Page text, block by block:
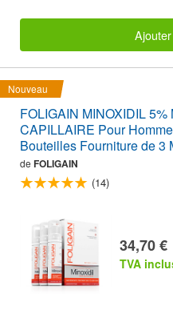
Nouveau
FOLIGAIN MINOXIDIL
CAPILLAIRE Pour
Bouteilles Fourniture de 3
de FOLIGAIN
(14)
34,70 €
TVA